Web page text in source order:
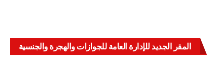
المقر الجديد للإدارة العامة للجوازات والهجرة والجنسية